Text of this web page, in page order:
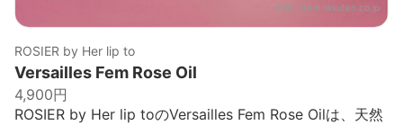
出典： item.rakuten.co.jp
ROSIER by Her lip to
Versailles Fem Rose Oil
4,900円
ROSIER by Her lip toのVersailles Fem Rose Oilは、天然